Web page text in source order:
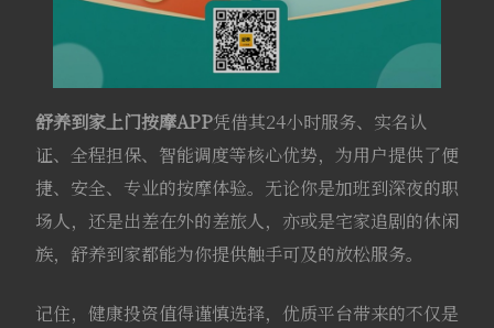
舒养到家上门按摩APP凭借其24小时服务、实名认
证、全程担保、智能调度等核心优势，为用户提供了便
捷、安全、专业的按摩体验。无论你是加班到深夜的职
场人，还是出差在外的差旅人，亦或是宅家追剧的休闲
族，舒养到家都能为你提供触手可及的放松服务。
记住，健康投资值得谨慎选择，优质平台带来的不仅是